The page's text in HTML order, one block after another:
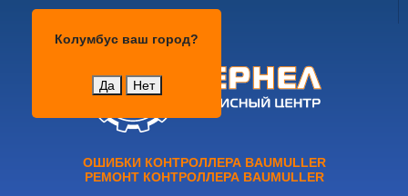
Колумбус ваш город?
Да Нет
ОШИБКИ КОНТРОЛЛЕРА BAUMULLER
РЕМОНТ КОНТРОЛЛЕРА BAUMULLER